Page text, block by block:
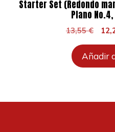
Starter Set (Redondo
Plano
13,55€
El
era:
Añadir